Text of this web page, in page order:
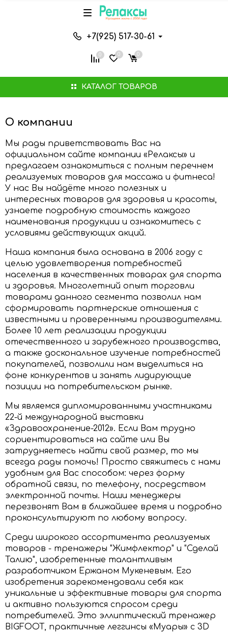
КАТАЛОГ ТОВАРОВ
+7(925) 517-30-61
0 0 0
О компании
Мы рады приветствовать Вас на
официальном сайте компании «Релаксы» и
предлагаем ознакомиться с полным перечнем
реализуемых товаров для массажа и фитнеса!
У нас Вы найдёте много полезных и
интересных товаров для здоровья и красоты,
узнаете подробную стоимость каждого
наименования продукции и ознакомитесь с
условиями действующих акций.
Наша компания была основана в 2006 году с
целью удовлетворения потребностей
населения в качественных товарах для спорта
и здоровья. Многолетний опыт торговли
товарами данного сегмента позволил нам
сформировать партнерские отношения с
известными и проверенными производителями.
Более 10 лет реализации продукции
отечественного и зарубежного производства,
а также доскональное изучение потребностей
покупателей, позволили нам выделиться на
фоне конкурентов и занять лидирующие
позиции на потребительском рынке.
Мы являемся дипломированными участниками
22-й международной выставки
«Здравоохранение-2012». Если Вам трудно
сориентироваться на сайте или Вы
затрудняетесь найти свой размер, то мы
всегда рады помочь! Просто свяжитесь с нами
удобным для Вас способом: через форму
обратной связи, по телефону, посредством
электронной почты. Наши менеджеры
перезвонят Вам в ближайшее время и подробно
проконсультируют по любому вопросу.
Среди широкого ассортимента реализуемых
товаров - тренажеры "Жимфлектор" и "Сделай
Талию", изобретенные талантливым
разработчиком Ержаном Мукеневым. Его
изобретения зарекомендовали себя как
уникальные и эффективные товары для спорта
и активно пользуются спросом среди
потребителей. Это эллиптический тренажер
BIGFOOT, практичные леггинсы «Муары» с 3D